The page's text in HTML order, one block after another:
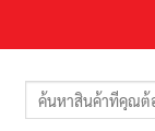
ค้นหา: